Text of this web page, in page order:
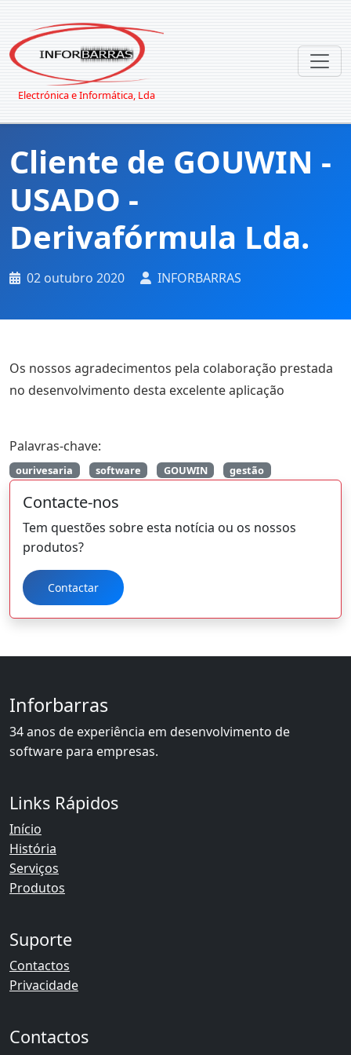
Electrónica e Informática, Lda
Cliente de GOUWIN -
USADO -
Derivafórmula Lda.
02 outubro 2020 INFORBARRAS
Os nossos agradecimentos pela colaboração prestada
no desenvolvimento desta excelente aplicação
Palavras-chave:
ourivesaria software GOUWIN gestão
Contacte-nos
Tem questões sobre esta notícia ou os nossos
produtos?
Contactar
Inforbarras
34 anos de experiência em desenvolvimento de
software para empresas.
Links Rápidos
Início
História
Serviços
Produtos
Suporte
Contactos
Privacidade
Contactos